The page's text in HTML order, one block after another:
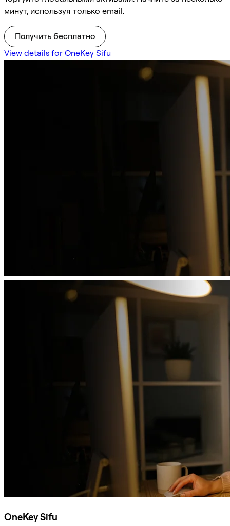
минут, используя только email.
Получить бесплатно
View details for OneKey Sifu
OneKey Sifu